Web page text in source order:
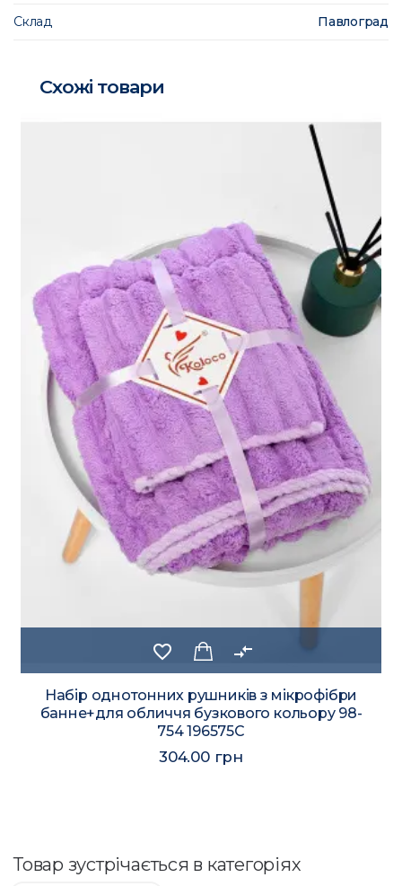
Склад Павлоград
Схожі товари
favorite_border compare_arrows
Набір однотонних рушників з мікрофібри
банне+для обличчя бузкового кольору 98-
754 196575C
304.00 грн
Товар зустрічається в категоріях